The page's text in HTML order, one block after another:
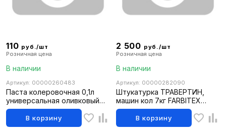
110 руб./шт
Розничная цена
В наличии
Артикул: 00000260483
Паста колеровочная 0,1л
универсальная оливковый
FARBITEX (6шт)
В корзину
2 500 руб./шт
Розничная цена
В наличии
Артикул: 00000282090
Штукатурка ТРАВЕРТИН,
машин кол 7кг FARBITEX
PROFI
В корзину